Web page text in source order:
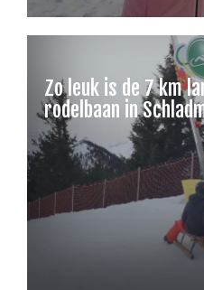
Zo leuk is de 7 km
rodelbaan in